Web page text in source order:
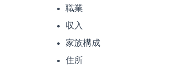
職業
収入
家族構成
住所